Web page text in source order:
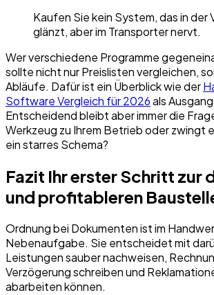
Kaufen Sie kein System, das in der
glänzt, aber im Transporter nervt.
Wer verschiedene Programme
sollte nicht nur Preislisten vergleichen,
Abläufe. Dafür ist ein Überblick wie der
Software Vergleich für 2026als
Entscheidend bleibt aber immer die
Werkzeug zu Ihrem Betrieb oder zwingt
ein starres Schema?
Fazit Ihr erster Schritt zur
und profitableren
Ordnung bei Dokumenten ist im
Nebenaufgabe. Sie entscheidet mit
Leistungen sauber nachweisen,
Verzögerung schreiben und
abarbeiten können.